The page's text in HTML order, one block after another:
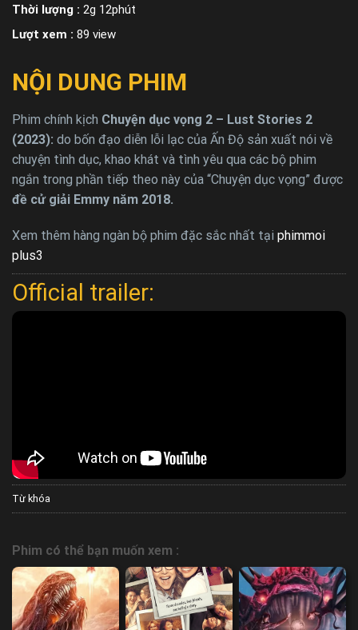
Thời lượng : 2g 12phút
Lượt xem : 89 view
NỘI DUNG PHIM
Phim chính kịch Chuyện dục vọng 2 – Lust Stories 2
(2023): do bốn đạo diễn lỗi lạc của Ấn Độ sản xuất nói về
chuyện tình dục, khao khát và tình yêu qua các bộ phim
ngắn trong phần tiếp theo này của “Chuyện dục vọng” được
đề cử giải Emmy năm 2018.
Xem thêm hàng ngàn bộ phim đặc sắc nhất tại phimmoi
plus3
Official trailer:
Từ khóa
Phim có thể bạn muốn xem :